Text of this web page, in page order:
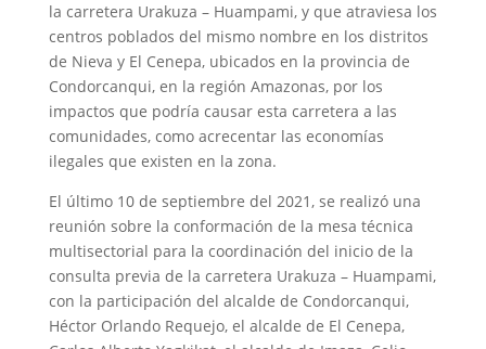
la carretera Urakuza – Huampami, y que atraviesa los
centros poblados del mismo nombre en los distritos
de Nieva y El Cenepa, ubicados en la provincia de
Condorcanqui, en la región Amazonas, por los
impactos que podría causar esta carretera a las
comunidades, como acrecentar las economías
ilegales que existen en la zona.
El último 10 de septiembre del 2021, se realizó una
reunión sobre la conformación de la mesa técnica
multisectorial para la coordinación del inicio de la
consulta previa de la carretera Urakuza – Huampami,
con la participación del alcalde de Condorcanqui,
Héctor Orlando Requejo, el alcalde de El Cenepa,